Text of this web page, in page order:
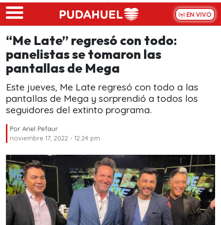
Skip to main content
EN VIVO
“Me Late” regresó con todo:
panelistas se tomaron las
pantallas de Mega
Este jueves, Me Late regresó con todo a las
pantallas de Mega y sorprendió a todos los
seguidores del extinto programa.
Por Ariel Pefaur
noviembre 17, 2022 - 12:24 pm